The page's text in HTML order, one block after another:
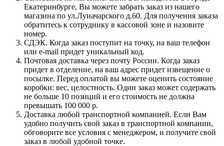
Екатеринбурге, Вы можете забрать заказ из нашего
магазина по ул.Луначарского д.60. Для получения заказа
обратитесь к сотруднику в кассовой зоне и назовите
номер.
СДЭК. Когда заказ поступит на точку, на ваш телефон
или e-mail придет уникальный код.
Почтовая доставка через почту России. Когда заказ
придет в отделение, на ваш адрес придет извещение о
посылке. Перед оплатой вы можете оценить состояние
коробки: вес, целостность. Один заказ может содержать
не больше 10 позиций и его стоимость не должна
превышать 100 000 р.
Доставка любой транспортной компанией. Если Вам
удобно получить свой заказ в транспортной компании,
обговорите все условия с менеджером, и получите свой
заказ в любой удобной точке.